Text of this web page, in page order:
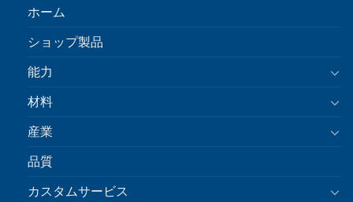
ホーム
ショップ製品
能力
材料
産業
品質
カスタムサービス